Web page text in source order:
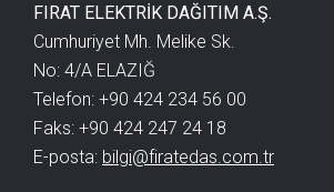
FIRAT ELEKTRİK DAĞITIM A.Ş.
Cumhuriyet Mh. Melike Sk.
No: 4/A ELAZIĞ
Telefon: +90 424 234 56 00
Faks: +90 424 247 24 18
E-posta: bilgi@firatedas.com.tr